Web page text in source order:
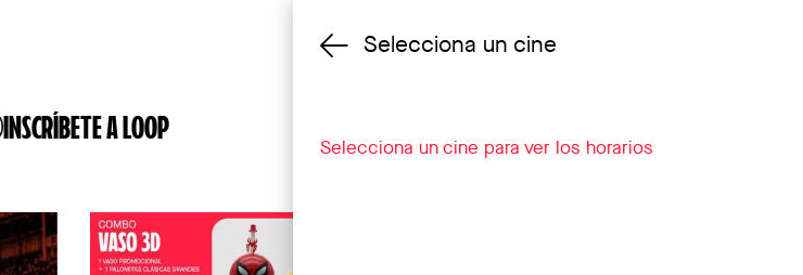
Cambiar cine
INSCRÍBETE A LOOP
Selecciona un cine
Selecciona un cine para ver los horarios